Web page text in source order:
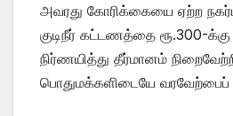
அவரது கோரிக்கையை ஏற்ற
குடிநீர் கட்டணத்தை ரூ.300-
நிர்ணயித்து தீர்மானம்
பொதுமக்களிடையே வரவேற்பைப்